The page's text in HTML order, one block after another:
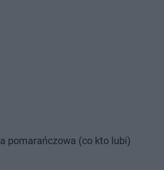
pomarańczowa (co kto lubi)